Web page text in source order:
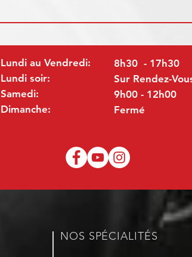
Lundi au Vendredi:
Lundi soir:
Samedi:
Dimanche:
8h30 - 17h30
Sur Rendez-
9h00 - 12h00
Fermé
NOS SPÉCIALITÉS